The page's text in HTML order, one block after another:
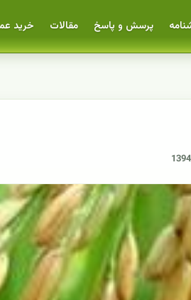
پرسش و پاسخ مقالات خرید